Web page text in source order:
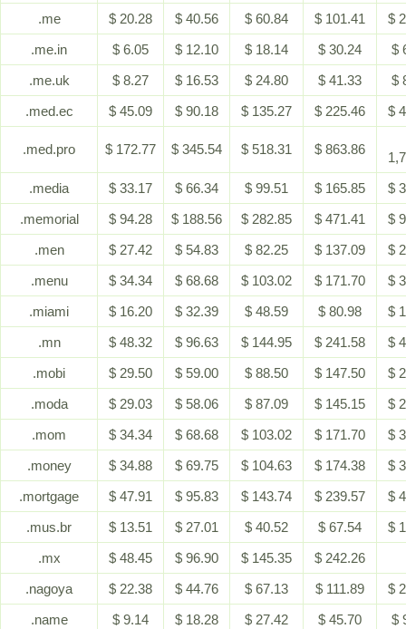
.me
$ 20.28 $ 40.56 $ 60.84 $ 101.41
$
.me.in
$ 6.05 $ 12.10 $ 18.14 $ 30.24
$
.me.uk
$ 8.27 $ 16.53 $ 24.80 $ 41.33
$
.med.ec
$ 45.09 $ 90.18 $ 135.27 $ 225.46 $
.med.pro $ 172.77 $ 345.54 $ 518.31 $ 863.86
.media
$ 33.17 $ 66.34 $ 99.51 $ 165.85
$
.memorial
$ 94.28 $ 188.56 $ 282.85 $ 471.41
$
.men
$ 27.42 $ 54.83 $ 82.25 $ 137.09
$
.menu
$ 34.34 $ 68.68 $ 103.02 $ 171.70
$
.miami
$ 16.20 $ 32.39 $ 48.59 $ 80.98
$
.mn
$ 48.32 $ 96.63 $ 144.95 $ 241.58
$
.mobi
$ 29.50 $ 59.00 $ 88.50 $ 147.50
$
.moda
$ 29.03 $ 58.06 $ 87.09 $ 145.15
$
.mom
$ 34.34 $ 68.68 $ 103.02 $ 171.70
$
.money
$ 34.88 $ 69.75 $ 104.63 $ 174.38
$
.mortgage
$ 47.91 $ 95.83 $ 143.74 $ 239.57
$
.mus.br
$ 13.51 $ 27.01 $ 40.52 $ 67.54
$
.mx
$ 48.45 $ 96.90 $ 145.35
$ 242.26
.nagoya
$ 22.38 $ 44.76 $ 67.13 $ 111.89
$
.name
$ 9.14 $ 18.28 $ 27.42 $ 45.70
$